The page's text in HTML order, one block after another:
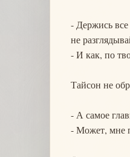
- Держись все
не
- И как, по
Тайсон не
- А самое
- Может, мне